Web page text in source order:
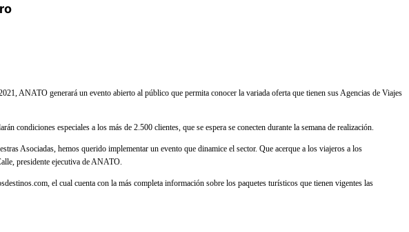
ANATO generará un evento abierto al público que permita conocer la variada oferta que tienen sus Agencias de Viajes
condiciones especiales a los más de 2.500 clientes, que se espera se conecten durante la semana de realización.
Asociadas, hemos querido implementar un evento que dinamice el sector. Que acerque a los viajeros a los
presidente ejecutiva de ANATO.
el cual cuenta con la más completa información sobre los paquetes turísticos que tienen vigentes las